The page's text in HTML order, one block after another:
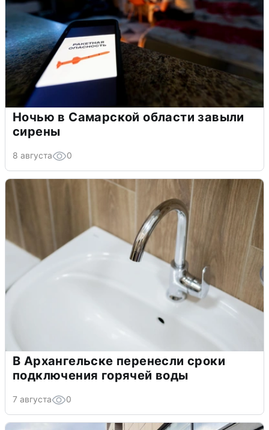
Ночью в Самарской области завыли
сирены
8 августа 0
В Архангельске перенесли сроки
подключения горячей воды
7 августа 0